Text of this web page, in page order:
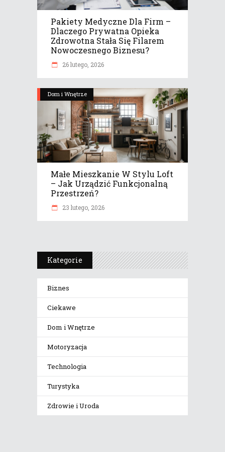
Pakiety Medyczne Dla Firm –
Dlaczego Prywatna Opieka
Zdrowotna Stała Się Filarem
Nowoczesnego Biznesu?
26 lutego, 2026
Dom i Wnętrze
Małe Mieszkanie W Stylu Loft
– Jak Urządzić Funkcjonalną
Przestrzeń?
23 lutego, 2026
Kategorie
Biznes
Ciekawe
Dom i Wnętrze
Motoryzacja
Technologia
Turystyka
Zdrowie i Uroda